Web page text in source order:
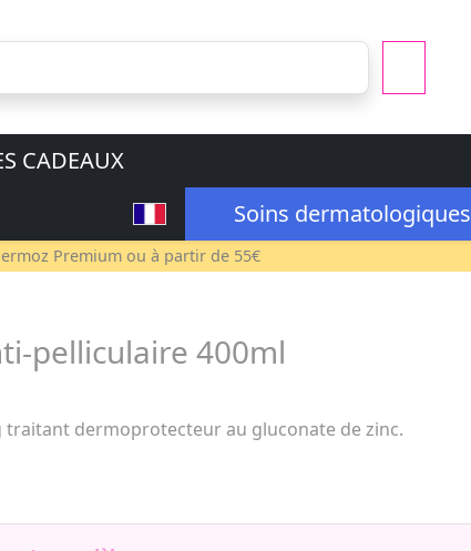
CADEAUX
Soins dermatologiques
Premium ou à partir de 55€
pelliculaire 400ml
traitant dermoprotecteur au gluconate de zinc.